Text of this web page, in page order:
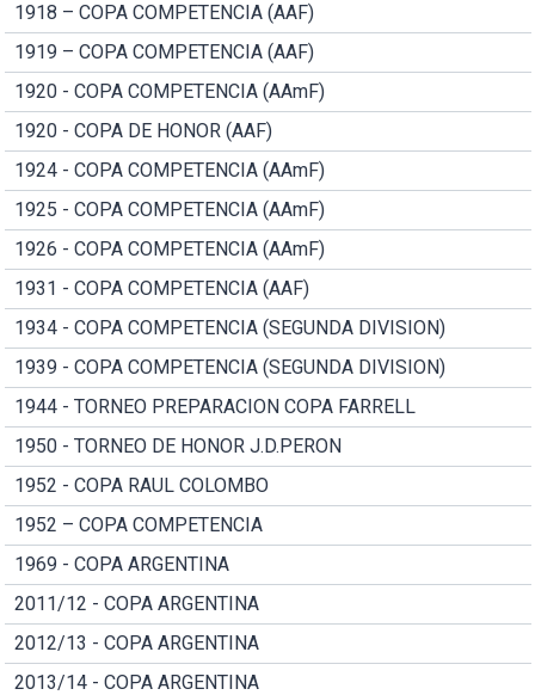
1918 – COPA COMPETENCIA (AAF)
1919 – COPA COMPETENCIA (AAF)
1920 - COPA COMPETENCIA (AAmF)
1920 - COPA DE HONOR (AAF)
1924 - COPA COMPETENCIA (AAmF)
1925 - COPA COMPETENCIA (AAmF)
1926 - COPA COMPETENCIA (AAmF)
1931 - COPA COMPETENCIA (AAF)
1934 - COPA COMPETENCIA (SEGUNDA DIVISION)
1939 - COPA COMPETENCIA (SEGUNDA DIVISION)
1944 - TORNEO PREPARACION COPA FARRELL
1950 - TORNEO DE HONOR J.D.PERON
1952 - COPA RAUL COLOMBO
1952 – COPA COMPETENCIA
1969 - COPA ARGENTINA
2011/12 - COPA ARGENTINA
2012/13 - COPA ARGENTINA
2013/14 - COPA ARGENTINA